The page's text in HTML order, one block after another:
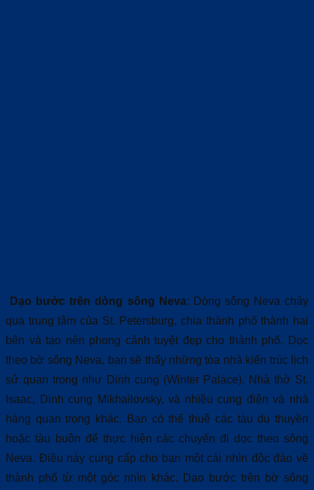
Dạo bước trên dòng sông Neva: Dòng sông Neva chảy
qua trung tâm của St. Petersburg, chia thành phố thành hai
bên và tạo nên phong cảnh tuyệt đẹp cho thành phố. Dọc
theo bờ sông Neva, bạn sẽ thấy những tòa nhà kiến trúc lịch
sử quan trọng như Dinh cung (Winter Palace), Nhà thờ St.
Isaac, Dinh cung Mikhailovsky, và nhiều cung điện và nhà
hàng quan trọng khác. Bạn có thể thuê các tàu du thuyền
hoặc tàu buôn để thực hiện các chuyến đi dọc theo sông
Neva. Điều này cung cấp cho bạn một cái nhìn độc đáo về
thành phố từ một góc nhìn khác. Dạo bước trên bờ sông